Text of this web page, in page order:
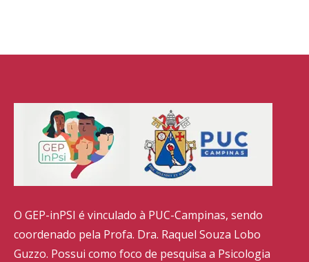
O GEP-inPSI é vinculado à PUC-Campinas, sendo
coordenado pela Profa. Dra. Raquel Souza Lobo
Guzzo. Possui como foco de pesquisa a Psicologia